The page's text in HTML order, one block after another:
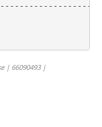
| 66090493 |